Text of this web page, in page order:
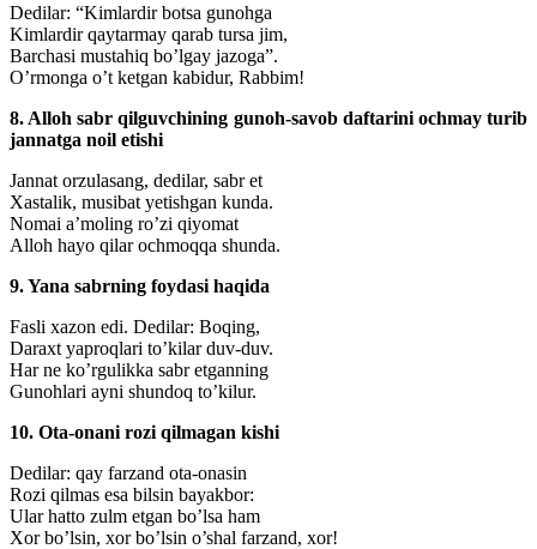
Dedilar: “Kimlardir botsa gunohga
Kimlardir qaytarmay qarab tursa jim,
Barchasi mustahiq bo’lgay jazoga”.
O’rmonga o’t ketgan kabidur, Rabbim!
8. Alloh sabr qilguvchining gunoh-savob daftarini ochmay turib
jannatga noil etishi
Jannat orzulasang, dedilar, sabr et
Xastalik, musibat yetishgan kunda.
Nomai a’moling ro’zi qiyomat
Alloh hayo qilar ochmoqqa shunda.
9. Yana sabrning foydasi haqida
Fasli xazon edi. Dedilar: Boqing,
Daraxt yaproqlari to’kilar duv-duv.
Har ne ko’rgulikka sabr etganning
Gunohlari ayni shundoq to’kilur.
10. Ota-onani rozi qilmagan kishi
Dedilar: qay farzand ota-onasin
Rozi qilmas esa bilsin bayakbor:
Ular hatto zulm etgan bo’lsa ham
Xor bo’lsin, xor bo’lsin o’shal farzand, xor!